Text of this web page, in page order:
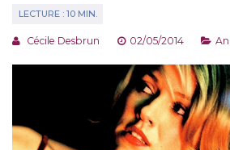
Cécile Desbrun 02/05/2014